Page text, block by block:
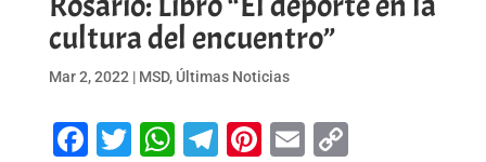
cultura del encuentro”
Mar 2, 2022 | MSD, Últimas Noticias
Facebook
Twitter
WhatsApp
Telegram
Pinterest
EmailCopy